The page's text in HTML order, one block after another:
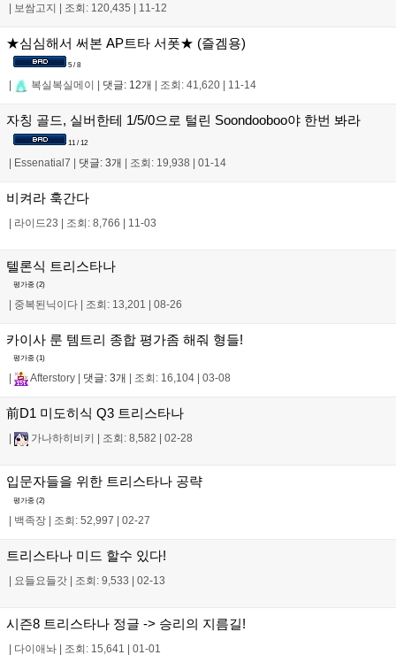
보쌈고지 조회: 120,435 11-12
★심심해서 써본 AP트타 서폿★ (즐겜용)
5 / 8
복실복실메이 댓글: 12개 조회: 41,620 11-14
자칭 골드, 실버한테 1/5/0으로 털린 Soondooboo야 한번 봐라
11 / 12
| Essenatial7 | 댓글: 3개 | 조회: 19,938 | 01-14
비켜라 훅간다
| 라이드23 | 조회: 8,766 | 11-03
텔론식 트리스타나
평가중 (2)
중복된닉이다 조회: 13,201 08-26
카이사 룬 템트리 종합 평가좀 해줘 형들!
평가중 (1)
Afterstory 댓글: 3개 조회: 16,104 03-08
前D1 미도히식 Q3 트리스타나
가나하히비키 조회: 8,582 02-28
입문자들을 위한 트리스타나 공략
평가중 (2)
| 백족장 | 조회: 52,997 | 02-27
트리스타나 미드 할수 있다!
| 요들요들갓 | 조회: 9,533 | 02-13
시즌8 트리스타나 정글 -> 승리의 지름길!
| 다이애놔 | 조회: 15,641 | 01-01